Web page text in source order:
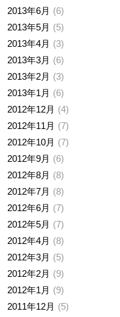
2013年6月
6
2013年5月
5
2013年4月
3
2013年3月
6
2013年2月
3
2013年1月
6
2012年12月
4
2012年11月
7
2012年10月
7
2012年9月
6
2012年8月
8
2012年7月
8
2012年6月
7
2012年5月
7
2012年4月
8
2012年3月
5
2012年2月
9
2012年1月
9
2011年12月
5